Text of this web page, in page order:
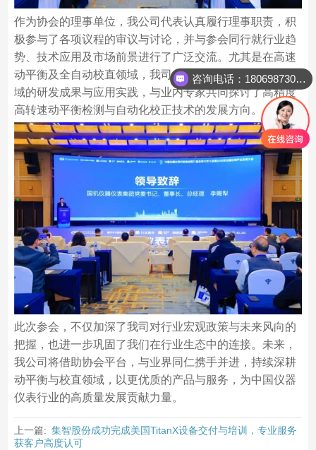
作为协会的理事单位，我公司代表认真履行理事职责，积
极参与了各项议程的审议与讨论，并与参会同行就行业趋
势、技术应用及市场前景进行了广泛交流。尤其是在高速
动平衡及全自动校直领域，我司代表分享了近年来在该领
域的研发成果与应用实践，与业内专家共同探讨了高精度
高转速动平衡检测与自动化校正技术的发展方向。
此次参会，不仅加深了我司对行业宏观政策与未来风向的
把握，也进一步巩固了我们在行业生态中的连接。未来，
我公司将借助协会平台，与业界同仁携手并进，持续深耕
动平衡与校直领域，以更优质的产品与服务，为中国仪器
仪表行业的高质量发展贡献力量。
上一篇: 集智股份成功完成美国TitanX设备交付与培训，专业服务
获客户高度认可
咨询电话：18069873023